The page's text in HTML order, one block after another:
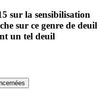
sur la sensibilisation
sur ce genre de deuil
un tel deuil